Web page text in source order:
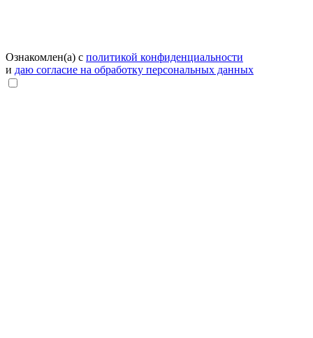
Ознакомлен(а) с политикой конфиденциальности
и даю согласие на обработку персональных данных